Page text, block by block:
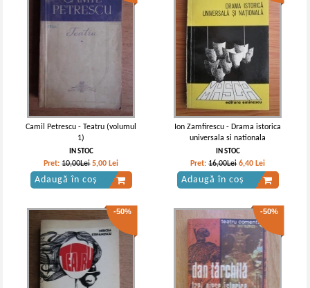
Camil Petrescu - Teatru (volumul
1)
IN STOC
Pret:10,00Lei 5,00 Lei
Adaugă în coș
Ion Zamfirescu - Drama istorica
universala si nationala
IN STOC
Pret:16,00Lei 6,40 Lei
Adaugă în coș
-50% -50%